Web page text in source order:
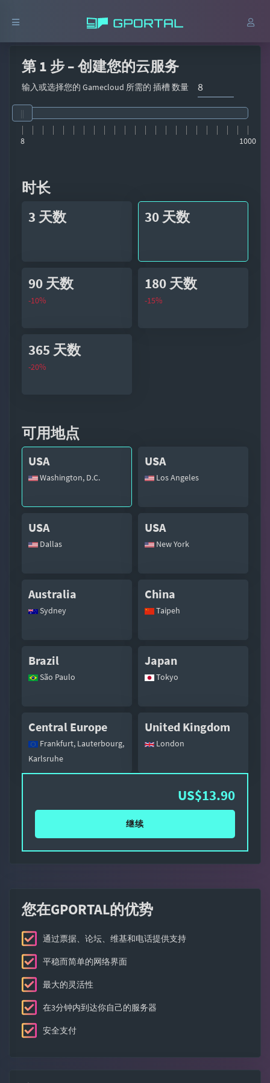
第 1 步 – 创建您的云服务
输入或选择您的 Gamecloud 所需的 插槽 数量
8 1000
时长
3 天数 30 天数
90 天数
-10%
180 天数
-15%
365 天数
-20%
可用地点
USA
Washington, D.C.
USA
Los Angeles
USA
Dallas
USA
New York
Australia
Sydney
China
Taipeh
Brazil
São Paulo
Japan
Tokyo
Central Europe
Frankfurt, Lauterbourg,
Karlsruhe
United Kingdom
London
US$13.90
继续
您在GPORTAL的优势
通过票据、论坛、维基和电话提供支持
平稳而简单的网络界面
最大的灵活性
在3分钟内到达你自己的服务器
安全支付